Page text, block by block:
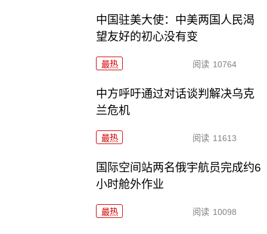
中国驻美大使：中美两国人民渴
望友好的初心没有变
最热 阅读 10764
中方呼吁通过对话谈判解决乌克
兰危机
最热 阅读 11613
国际空间站两名俄宇航员完成约6
小时舱外作业
最热 阅读 10098